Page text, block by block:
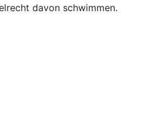
davon schwimmen.